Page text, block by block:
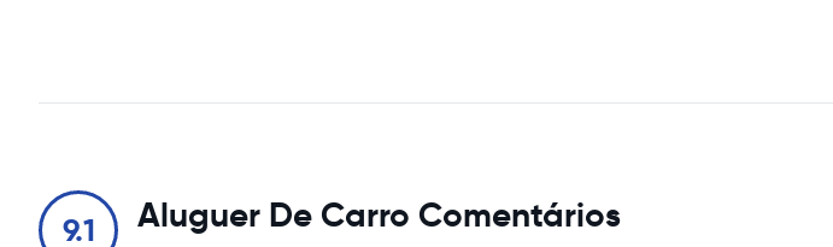
9.1 Aluguer De Carro Comentários